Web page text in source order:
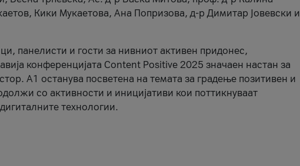
Кики Мукаетова, Ана Попризова, д-р Димитар Јовевски и
панелисти и гости за нивниот активен придонес,
конференцијата Content Positive 2025 значаен настан за
А1 останува посветена на темата за градење позитивен и
со активности и иницијативи кои поттикнуваат
технологии.